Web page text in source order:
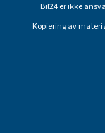
Bil24 er ikke
Kopiering av